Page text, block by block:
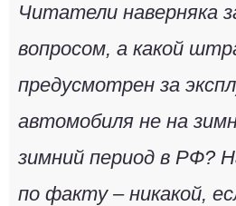
Читатели наверняка
вопросом, а какой
предусмотрен за
автомобиля не на
зимний период в РФ?
по факту – никакой,